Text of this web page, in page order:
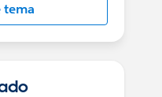
tema